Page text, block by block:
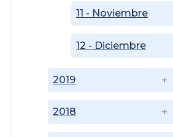
2018
2019
11 - Noviembre
12 - Diciembre